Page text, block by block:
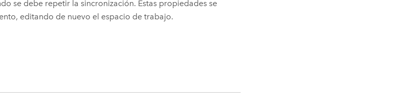
se debe repetir la sincronización. Estas propiedades se
editando de nuevo el espacio de trabajo.